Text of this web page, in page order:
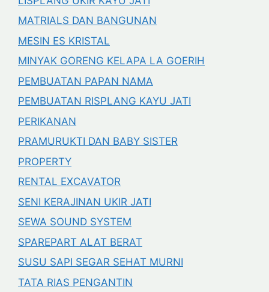
MATRIALS DAN BANGUNAN
MESIN ES KRISTAL
MINYAK GORENG KELAPA LA GOERIH
PEMBUATAN PAPAN NAMA
PEMBUATAN RISPLANG KAYU JATI
PERIKANAN
PRAMURUKTI DAN BABY SISTER
PROPERTY
RENTAL EXCAVATOR
SENI KERAJINAN UKIR JATI
SEWA SOUND SYSTEM
SPAREPART ALAT BERAT
SUSU SAPI SEGAR SEHAT MURNI
TATA RIAS PENGANTIN